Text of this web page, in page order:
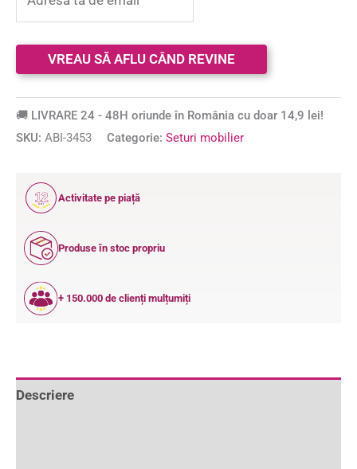
🚚 LIVRARE 24 - 48H oriunde în România cu doar 14,9 lei!
SKU: ABI-3453 Categorie: Seturi mobilier
12
ANI
Activitate pe piață
Produse în stoc propriu
+ 150.000 de clienți mulțumiți
Descriere